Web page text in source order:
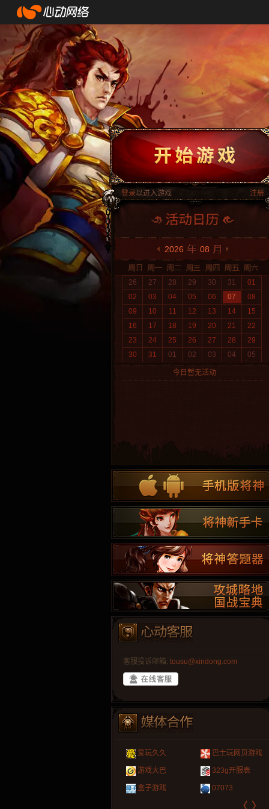
登录以进入游戏 注册
2026 08
26 27 28 29 30 31
01
02
03 04 05 06 07
08
09
10 11 12 13 14
15
16
17 18 19 20 21
22
23
24 25 26 27 28
29
30
31 01 02 03 04 05
今日暂无活动
客服投诉邮箱: tousu@xindong.com
爱玩久久 巴士玩网页游戏
游戏大巴 323g开服表
盒子游戏 07073
〈 〉